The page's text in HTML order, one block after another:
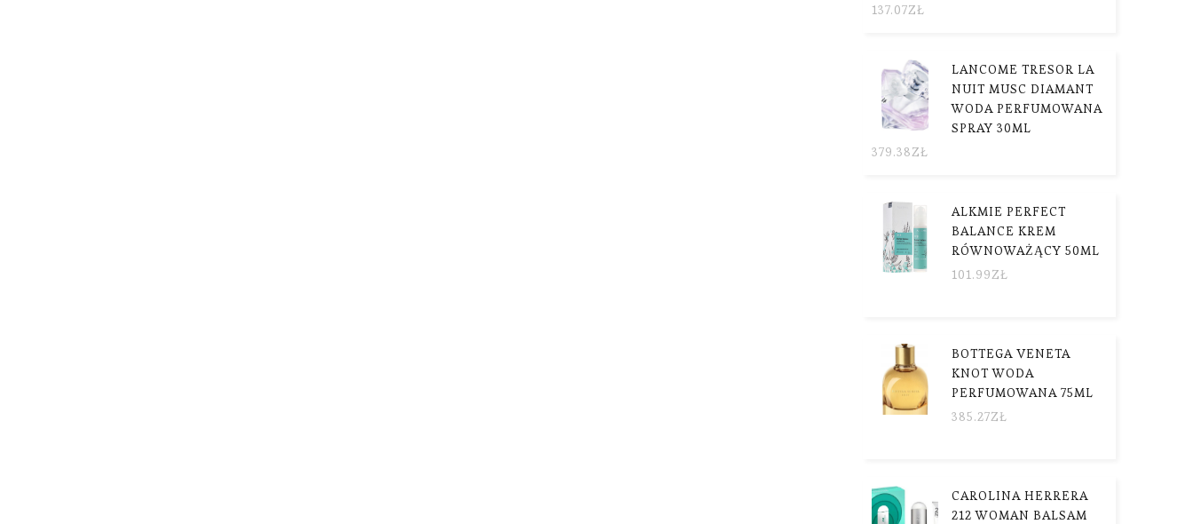
137.07ZŁ
LANCOME TRESOR LA
NUIT MUSC DIAMANT
WODA PERFUMOWANA
SPRAY 30ML
379.38ZŁ
ALKMIE PERFECT
BALANCE KREM
RÓWNOWAŻĄCY 50ML
101.99ZŁ
BOTTEGA VENETA
KNOT WODA
PERFUMOWANA 75ML
385.27ZŁ
CAROLINA HERRERA
212 WOMAN BALSAM